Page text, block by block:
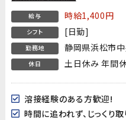
給与 時給1,400円
シフト [日勤]
勤務地 静岡県浜松市
休日 土日休み 年間
溶接経験のある方歓迎!
時間に追われず、じっくり